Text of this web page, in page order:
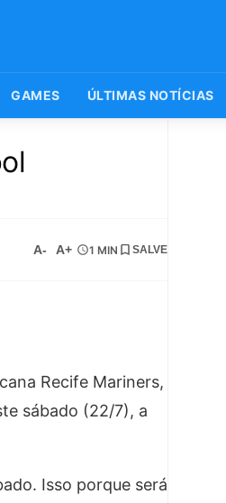
GAMES ÚLTIMAS NOTÍCIAS
A- A+ 1 MIN SALVE
Recife Mariners,
sábado (22/7), a
Isso porque será